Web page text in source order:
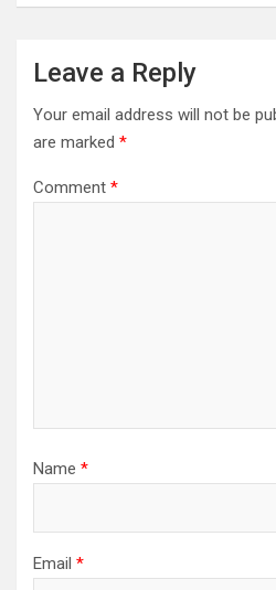
Leave a Reply
Your email address will not be
are marked *
Comment *
Name *
Email *